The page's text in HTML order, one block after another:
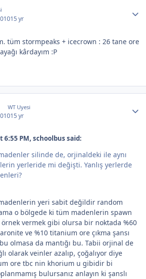
15 yr
tüm stormpeaks + icecrown : 26 tane ore
kârdayım :P
WT Uyesi
15 yr
6:55 PM, schoolbus said:
silinde de, orjinaldeki ile aynı
yerleride mi değişti. Yanlış yerlerde
yeri sabit değildir random
o bölgede ki tüm madenlerin spawn
örnek vermek gibi olursa bir noktada %60
ve %10 titanium ore çıkma şansı
olmasa da mantığı bu. Tabii orjinal de
olarak veinler azalıp, çoğalıyor diye
ore tbc nin khorium u gibidir bi
bulursanız anlayın ki şanslı